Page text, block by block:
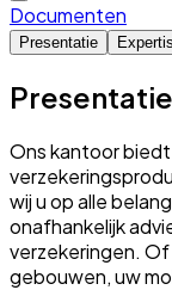
Documenten
Presentatie
Presentatie
Ons kantoor
wij u op alle
onafhankelijk
verzekeringen.
gebouwen, uw